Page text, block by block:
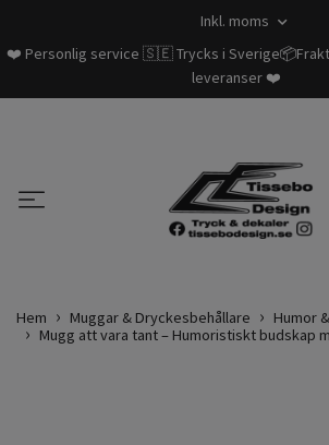
Inkl. moms
❤️ Personlig service 🇸🇪 Trycks i Sverige📦Frakt
leveranser ❤️
Hem Muggar & Dryckesbehållare
Humor
Mugg att vara tant – Humoristiskt budskap